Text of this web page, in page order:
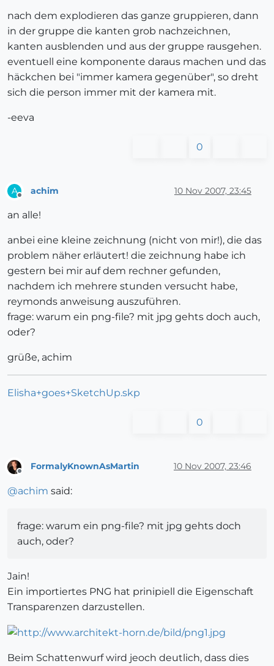
nach dem explodieren das ganze gruppieren, dann
in der gruppe die kanten grob nachzeichnen,
kanten ausblenden und aus der gruppe rausgehen.
eventuell eine komponente daraus machen und das
häckchen bei "immer kamera gegenüber", so dreht
sich die person immer mit der kamera mit.
-eeva
0
A achim 10 Nov 2007, 23:45
an alle!
anbei eine kleine zeichnung (nicht von mir!), die das
problem näher erläutert! die zeichnung habe ich
gestern bei mir auf dem rechner gefunden,
nachdem ich mehrere stunden versucht habe,
reymonds anweisung auszuführen.
frage: warum ein png-file? mit jpg gehts doch auch,
oder?
grüße, achim
Elisha+goes+SketchUp.skp
0
Offline
FormalyKnownAsMartin 10 Nov 2007, 23:46
@achim said:
frage: warum ein png-file? mit jpg gehts doch
auch, oder?
Jain!
Ein importiertes PNG hat prinipiell die Eigenschaft
Transparenzen darzustellen.
Beim Schattenwurf wird jeoch deutlich, dass dies